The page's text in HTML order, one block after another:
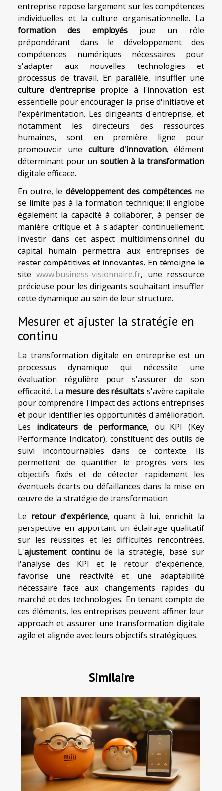
entreprise repose largement sur les compétences
individuelles et la culture organisationnelle. La
formation des employésjoue un rôle
prépondérant dans le développement des
compétences numériques nécessaires pour
s'adapter aux nouvelles technologies et
processus de travail. En parallèle, insuffler une
culture d'entreprisepropice à l'innovation est
essentielle pour encourager la prise d'initiative et
l'expérimentation. Les dirigeants d'entreprise, et
notamment les directeurs des ressources
humaines, sont en première ligne pour
promouvoir une culture d'innovation, élément
déterminant pour un soutien à la transformation
digitale efficace.
En outre, le développement des compétencesne
se limite pas à la formation technique; il englobe
également la capacité à collaborer, à penser de
manière critique et à s'adapter continuellement.
Investir dans cet aspect multidimensionnel du
capital humain permettra aux entreprises de
rester compétitives et innovantes. En témoigne le
site www.business-visionnaire.fr, une ressource
précieuse pour les dirigeants souhaitant insuffler
cette dynamique au sein de leur structure.
Mesurer et ajuster la stratégie en
continu
La transformation digitale en entreprise est un
processus dynamique qui nécessite une
évaluation régulière pour s'assurer de son
efficacité. La mesure des résultats s'avère capitale
pour comprendre l'impact des actions entreprises
et pour identifier les opportunités d'amélioration.
Les indicateurs de performance, ou KPI (Key
Performance Indicator), constituent des outils de
suivi incontournables dans ce contexte. Ils
permettent de quantifier le progrès vers les
objectifs fixés et de détecter rapidement les
éventuels écarts ou défaillances dans la mise en
œuvre de la stratégie de transformation.
Le retour d'expérience, quant à lui, enrichit la
perspective en apportant un éclairage qualitatif
sur les réussites et les difficultés rencontrées.
L'ajustement continude la stratégie, basé sur
l'analyse des KPI et le retour d'expérience,
favorise une réactivité et une adaptabilité
nécessaire face aux changements rapides du
marché et des technologies. En tenant compte de
ces éléments, les entreprises peuvent affiner leur
approach et assurer une transformation digitale
agile et alignée avec leurs objectifs stratégiques.
Similaire